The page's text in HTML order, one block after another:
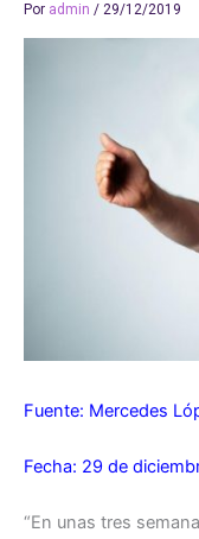
Por admin / 29/12/2019
Fuente: Mercedes
Fecha: 29 de
“En unas tres